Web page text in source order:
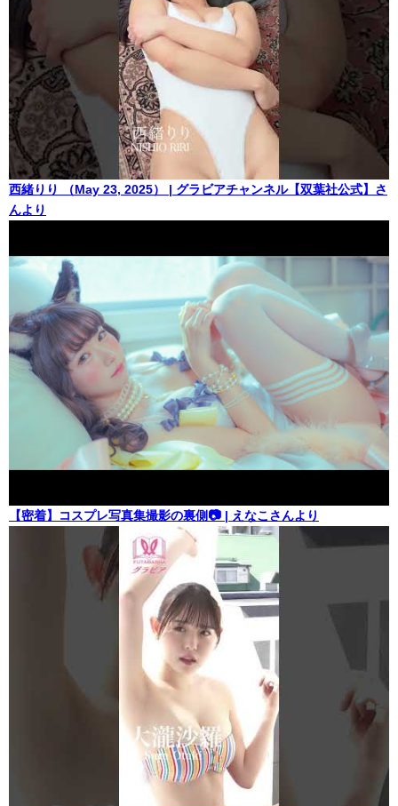
西緒りり （May 23, 2025） | グラビアチャンネル【双葉社公式】さ
んより
【密着】コスプレ写真集撮影の裏側📷 | えなこさんより